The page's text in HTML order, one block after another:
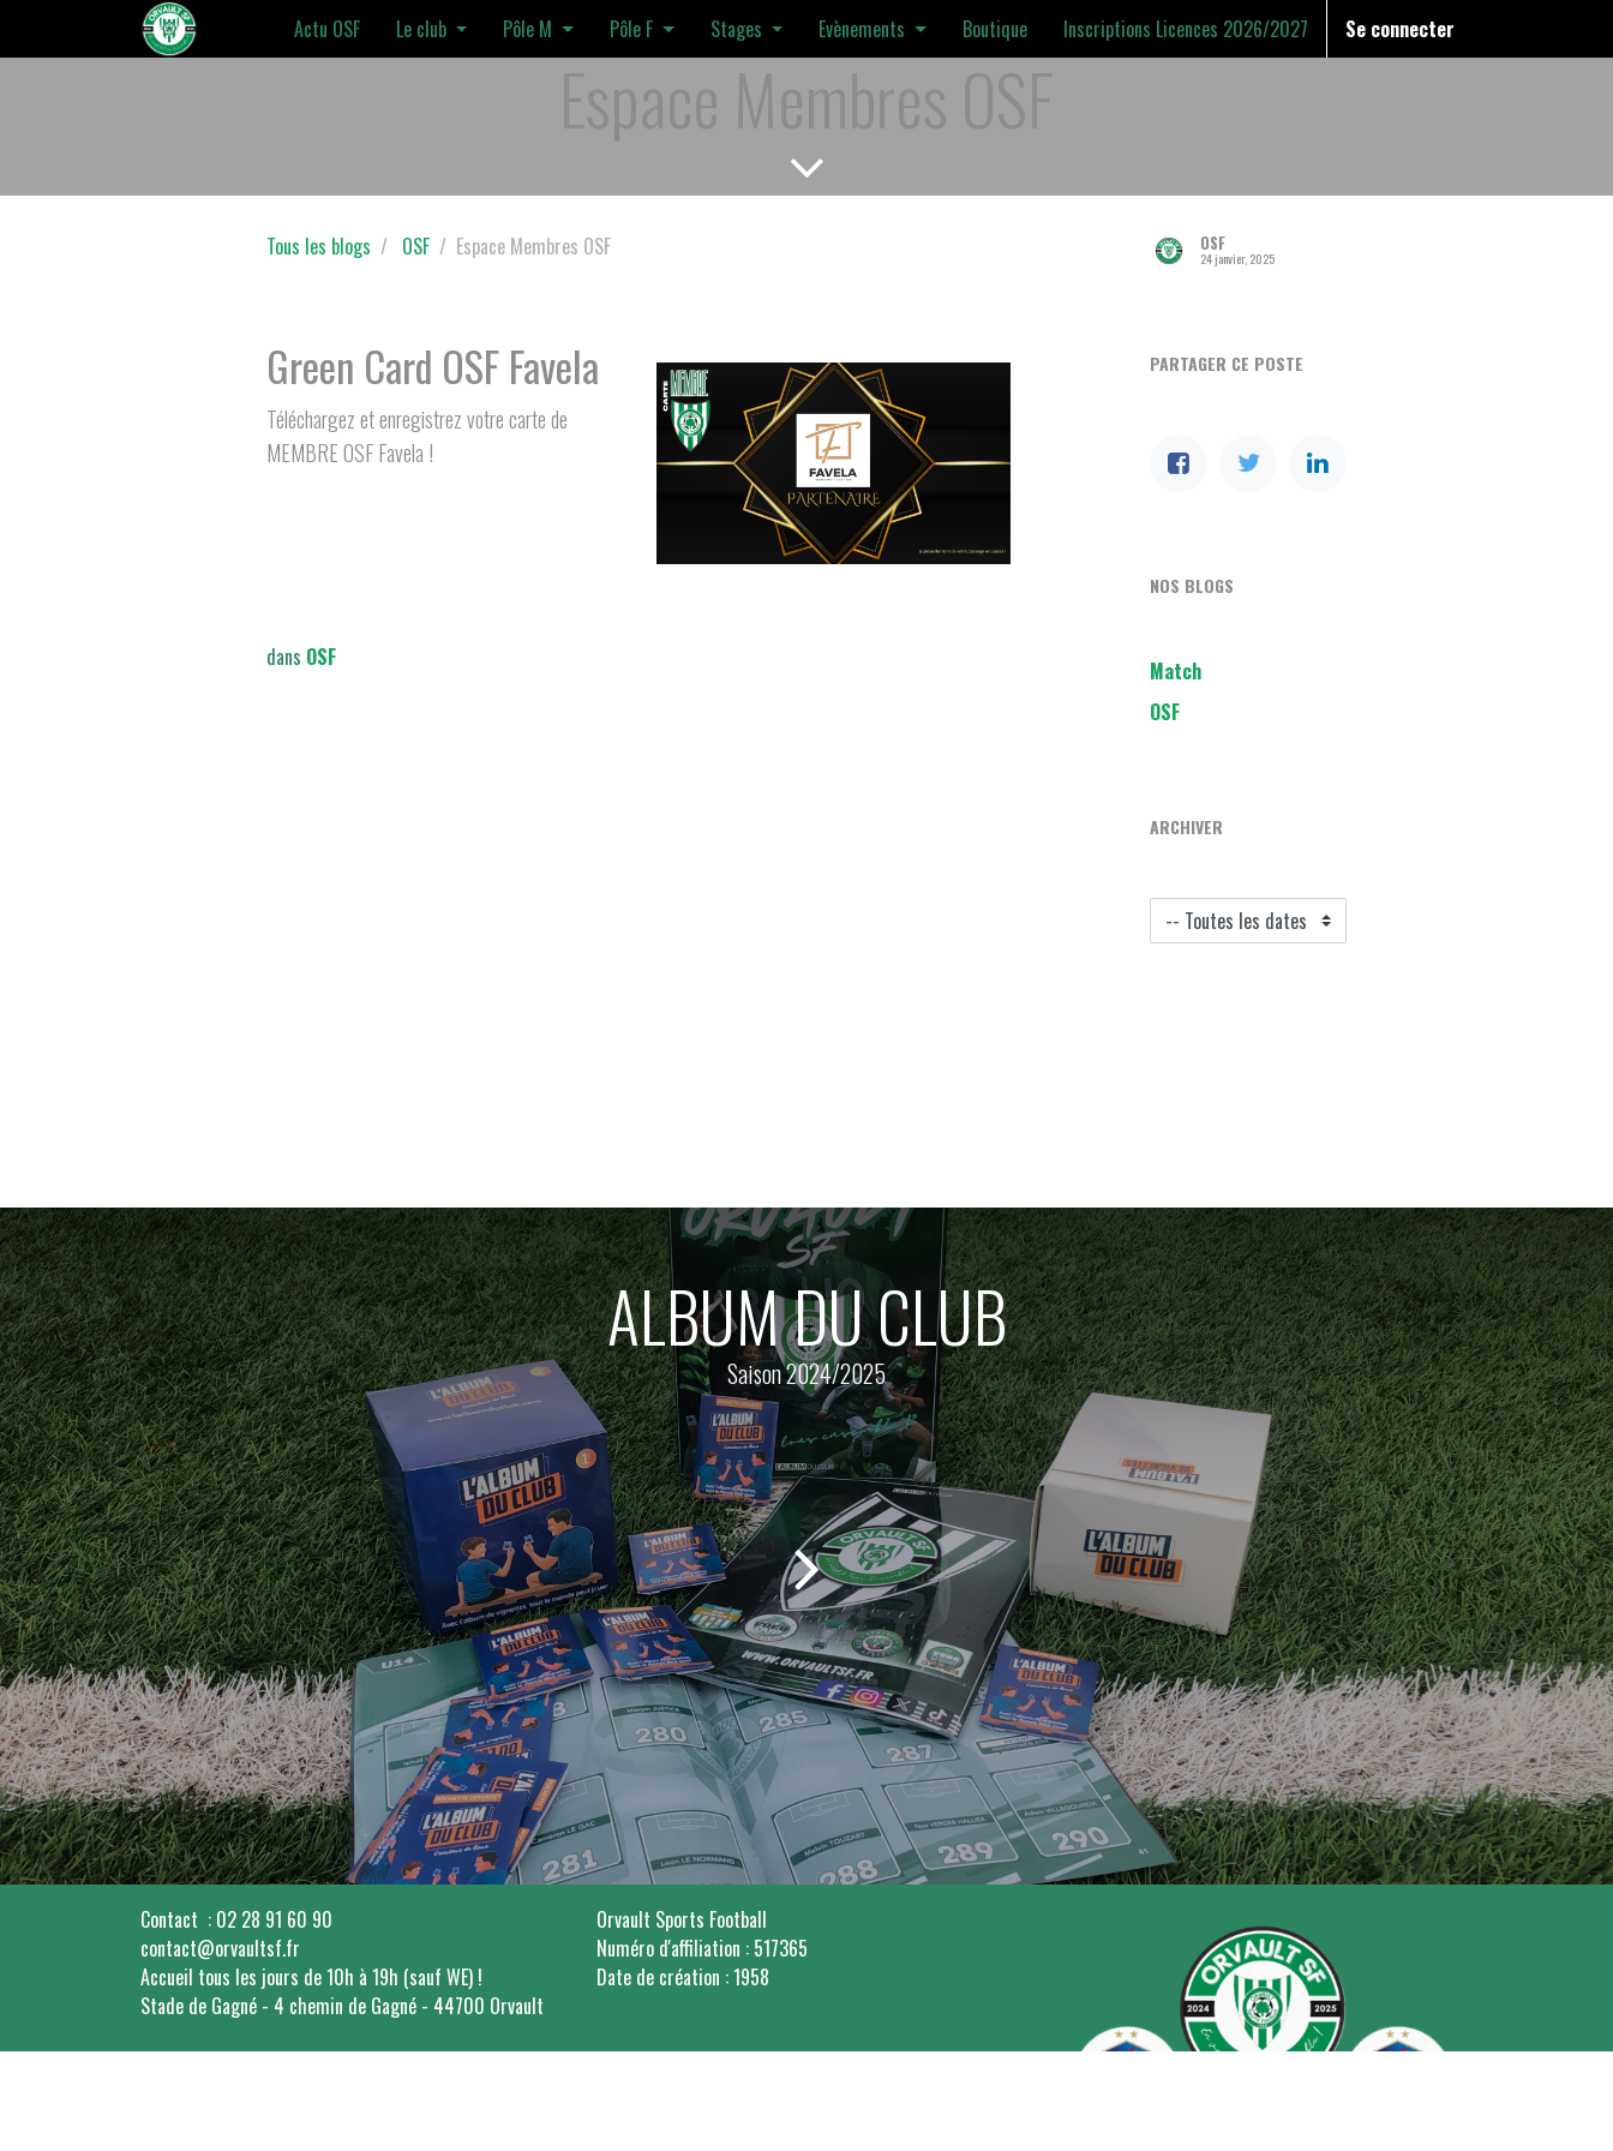
Actu OSF Le club Pôle M Pôle F Stages Evènements Boutique Inscriptions Licences 2026/2027 Se connecter
Espace Membres OSF
Tous les blogs OSF Espace Membres OSF
Green Card OSF Favela
Téléchargez et enregistrez votre carte de
MEMBRE OSF Favela !
dans OSF
OSF
24 janvier, 2025
PARTAGER CE POSTE
NOS BLOGS
Match
OSF
ARCHIVER
ALBUM DU CLUB
Saison 2024/2025
Contact : 02 28 91 60 90
contact@orvaultsf.fr
Accueil tous les jours de 10h à 19h (sauf WE) !
Stade de Gagné - 4 chemin de Gagné - 44700 Orvault
Orvault Sports Football
Numéro d'affiliation : 517365
Date de création : 1958